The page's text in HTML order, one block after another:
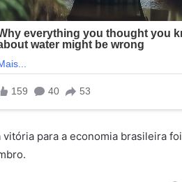
para a economia brasileira foi